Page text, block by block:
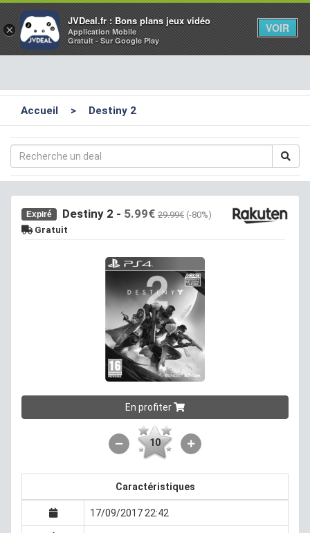
×
JVDeal.fr : Bons plans jeux vidéo
Application Mobile
Gratuit - Sur Google Play
VOIR
Accueil > Destiny 2
Expiré Destiny 2 - 5.99€ 29.99€ (-80%)
Gratuit
En profiter
10
Caractéristiques
17/09/2017 22:42